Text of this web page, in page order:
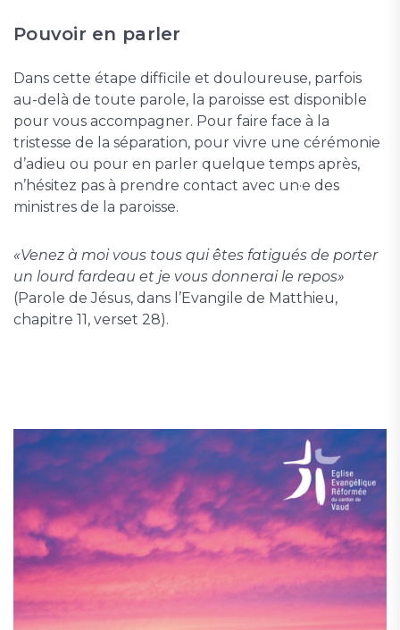
Pouvoir en parler
Dans cette étape difficile et douloureuse, parfois
au-delà de toute parole, la paroisse est disponible
pour vous accompagner. Pour faire face à la
tristesse de la séparation, pour vivre une cérémonie
d’adieu ou pour en parler quelque temps après,
n’hésitez pas à prendre contact avec un·e des
ministres de la paroisse.
«Venez à moi vous tous qui êtes fatigués de porter
un lourd fardeau et je vous donnerai le repos»
(Parole de Jésus, dans l’Evangile de Matthieu,
chapitre 11, verset 28).